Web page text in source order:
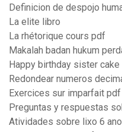
Definicion de despojo
La elite libro
La rhétorique cours pdf
Makalah badan hukum
Happy birthday sister cake
Redondear numeros
Exercices sur imparfait pdf
Preguntas y respuestas
Atividades sobre lixo 6